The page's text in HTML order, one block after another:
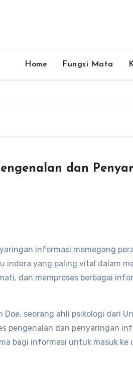
Home Fungsi Mata
dan
informasi memegang
indera yang paling vital dalam
dan memproses berbagai
seorang ahli psikologi dari
pengenalan dan penyaringan
bagi informasi untuk masuk ke